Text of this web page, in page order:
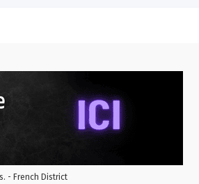
- French District